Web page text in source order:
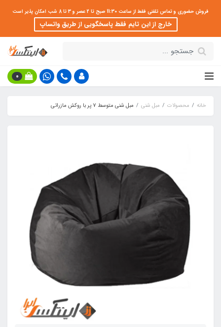
فروش حضوری و تماس تلفنی فقط از ساعت 11:30 صبح تا 2 عصر و 3 تا 8 شب امکان پذیر است
خارج از این تایم فقط پاسخگویی از طریق واتساپ
0
خانه محصولات مبل شنی مبل شنی متوسط 7 پر با روکش مازراتی